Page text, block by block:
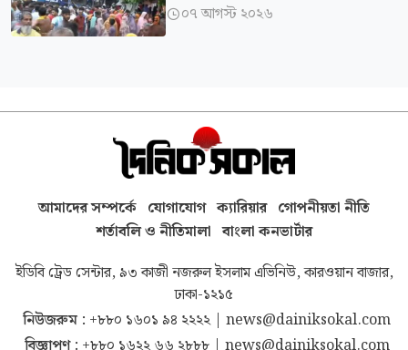
০৭ আগস্ট ২০২৬
আমাদের সম্পর্কে যোগাযোগ ক্যারিয়ার গোপনীয়তা নীতি
শর্তাবলি ও নীতিমালা বাংলা কনভার্টার
ইডিবি ট্রেড সেন্টার, ৯৩ কাজী নজরুল ইসলাম এভিনিউ, কারওয়ান বাজার,
ঢাকা-১২১৫
নিউজরুম : +৮৮০ ১৬০১ ৯৪ ২২২২| news@dainiksokal.com